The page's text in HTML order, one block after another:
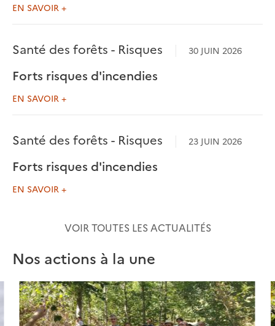
EN SAVOIR +
Santé des forêts - Risques 30 JUIN 2026
Forts risques d'incendies
EN SAVOIR +
Santé des forêts - Risques 23 JUIN 2026
Forts risques d'incendies
EN SAVOIR +
VOIR TOUTES LES ACTUALITÉS
Nos actions à la une